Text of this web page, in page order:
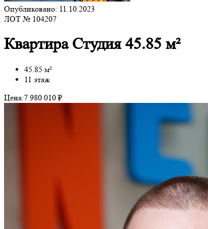
Опубликовано: 11.10.2023
ЛОТ № 104207
Квартира Студия 45.85 м²
45.85 м²
11 этаж
Цена:7 980 010 ₽